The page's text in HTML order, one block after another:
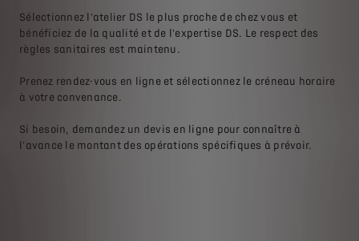
Sélectionnez l'atelier DS le plus proche de chez vous et
bénéficiez de la qualité et de l'expertise DS. Le respect des
règles sanitaires est maintenu.
Prenez rendez-vous en ligne et sélectionnez le créneau horaire
à votre convenance.
Si besoin, demandez un devis en ligne pour connaître à
l'avance le montant des opérations spécifiques à prévoir.